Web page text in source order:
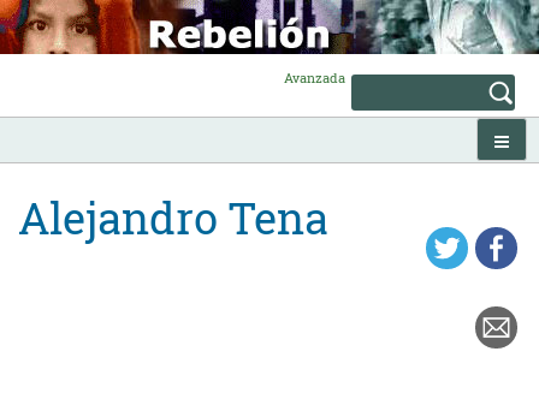
Skip
to
content
Avanzada
Alejandro Tena